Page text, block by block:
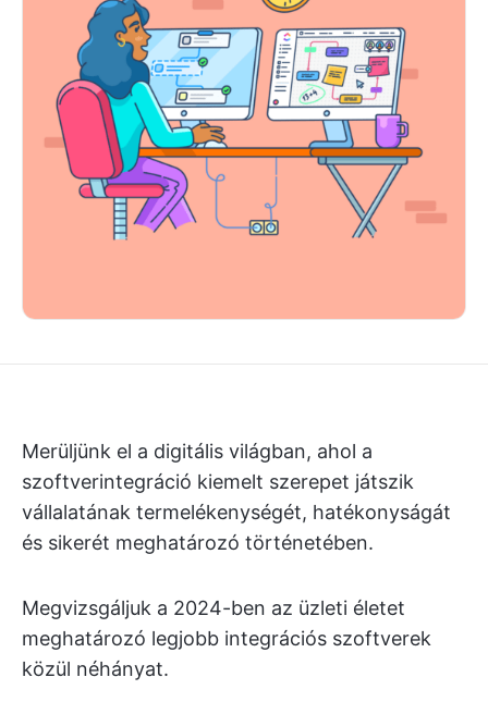
Merüljünk el a digitális világban, ahol a
szoftverintegráció kiemelt szerepet játszik
vállalatának termelékenységét, hatékonyságát
és sikerét meghatározó történetében.
Megvizsgáljuk a 2024-ben az üzleti életet
meghatározó legjobb integrációs szoftverek
közül néhányat.